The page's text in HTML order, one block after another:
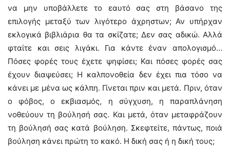
να μην υποβάλλετε το εαυτό σας στη βάσανο της
επιλογής μεταξύ των λιγότερο άχρηστων; Αν υπήρχαν
εκλογικά βιβλιάρια θα τα σκίζατε; Δεν σας αδικώ. Αλλά
φταίτε και σεις λιγάκι. Για κάντε έναν απολογισμό…
Πόσες φορές τους έχετε ψηφίσει; Και πόσες φορές σας
έχουν διαψεύσει; Η καλπονοθεία δεν έχει πια τόσο να
κάνει με μένα ως κάλπη. Γίνεται πριν και μετά. Πριν, όταν
ο φόβος, ο εκβιασμός, η σύγχυση, η παραπλάνηση
νοθεύουν τη βούλησή σας. Και μετά, όταν μεταφράζουν
τη βούλησή σας κατά βούληση. Σκεφτείτε, πάντως, ποιά
βούληση κάνει πρώτη το κακό. Η δική σας ή η δική τους;